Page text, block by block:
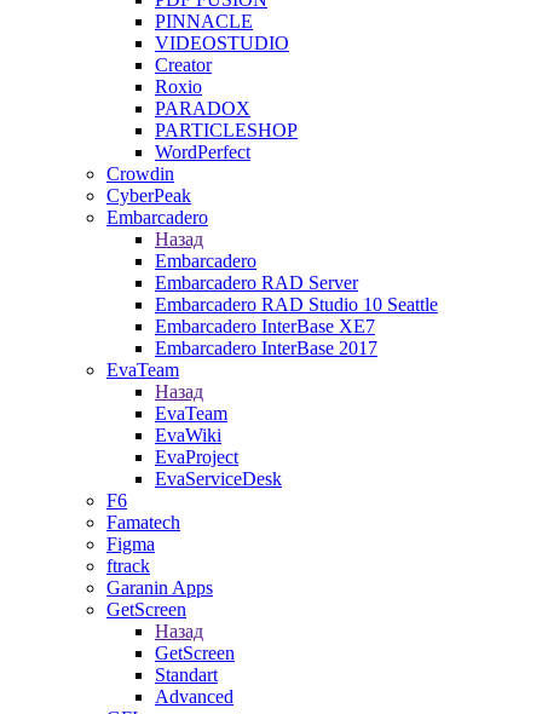
PINNACLE
VIDEOSTUDIO
Creator
Roxio
PARADOX
PARTICLESHOP
WordPerfect
Crowdin
CyberPeak
Embarcadero
Назад
Embarcadero
Embarcadero RAD Server
Embarcadero RAD Studio 10 Seattle
Embarcadero InterBase XE7
Embarcadero InterBase 2017
EvaTeam
Назад
EvaTeam
EvaWiki
EvaProject
EvaServiceDesk
F6
Famatech
Figma
ftrack
Garanin Apps
GetScreen
Назад
GetScreen
Standart
Advanced